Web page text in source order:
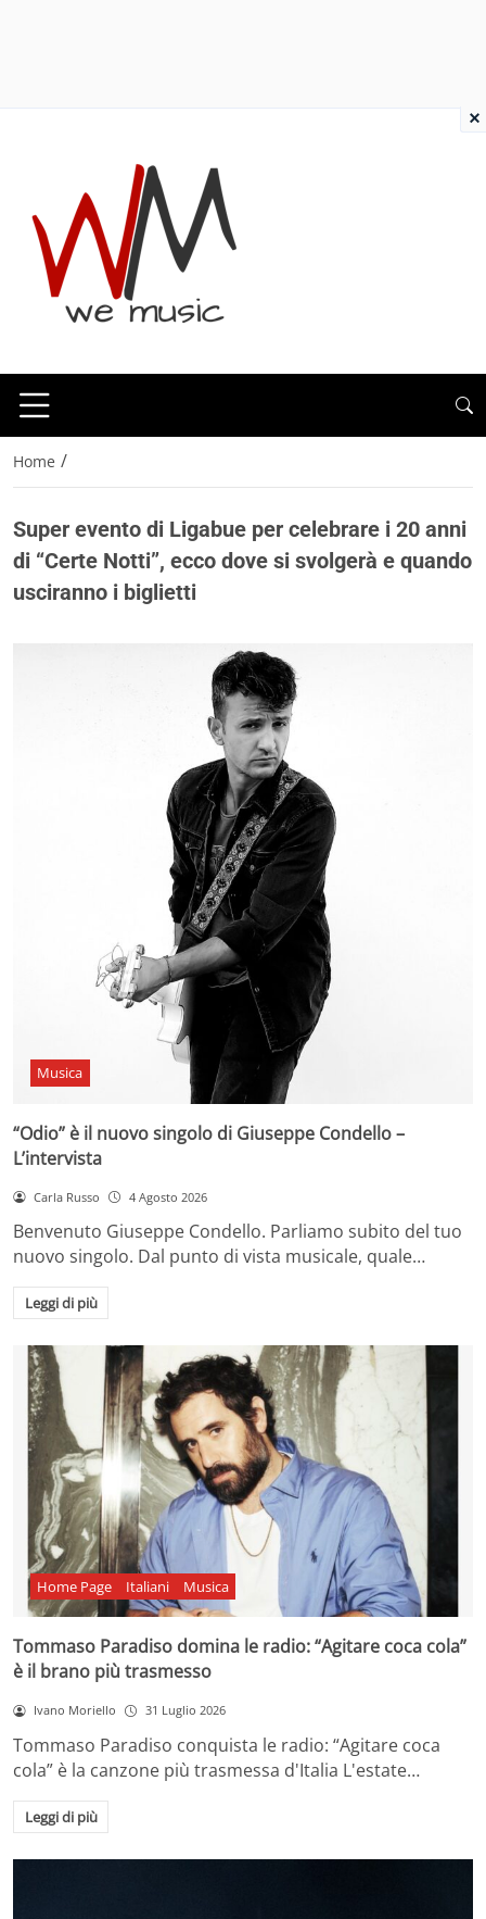
Home /
Super evento di Ligabue per celebrare i 20 anni
di “Certe Notti”, ecco dove si svolgerà e quando
usciranno i biglietti
Musica
“Odio” è il nuovo singolo di Giuseppe Condello –
L’intervista
Carla Russo 4 Agosto 2026
Benvenuto Giuseppe Condello. Parliamo subito del tuo
nuovo singolo. Dal punto di vista musicale, quale…
Leggi di più
Home Page Italiani Musica
Tommaso Paradiso domina le radio: “Agitare coca cola”
è il brano più trasmesso
Ivano Moriello 31 Luglio 2026
Tommaso Paradiso conquista le radio: “Agitare coca
cola” è la canzone più trasmessa d'Italia L'estate…
Leggi di più
×